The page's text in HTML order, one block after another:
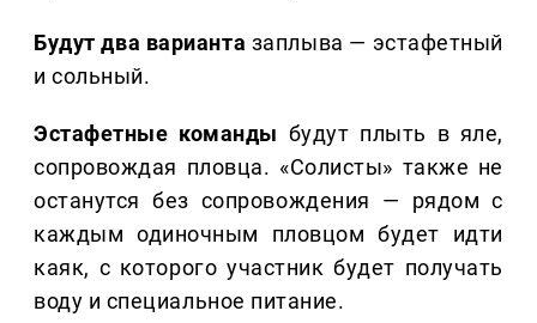
Будут два варианта заплыва — эстафетный
и сольный.
Эстафетные команды будут плыть в яле,
сопровождая пловца. «Солисты» также не
останутся без сопровождения — рядом с
каждым одиночным пловцом будет идти
каяк, с которого участник будет получать
воду и специальное питание.